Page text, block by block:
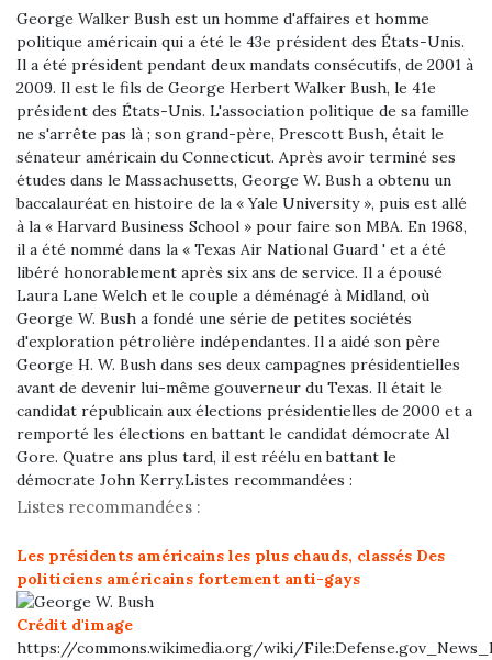
George Walker Bush est un homme d'affaires et homme
politique américain qui a été le 43e président des États-Unis.
Il a été président pendant deux mandats consécutifs, de 2001 à
2009. Il est le fils de George Herbert Walker Bush, le 41e
président des États-Unis. L'association politique de sa famille
ne s'arrête pas là ; son grand-père, Prescott Bush, était le
sénateur américain du Connecticut. Après avoir terminé ses
études dans le Massachusetts, George W. Bush a obtenu un
baccalauréat en histoire de la « Yale University », puis est allé
à la « Harvard Business School » pour faire son MBA. En 1968,
il a été nommé dans la « Texas Air National Guard ' et a été
libéré honorablement après six ans de service. Il a épousé
Laura Lane Welch et le couple a déménagé à Midland, où
George W. Bush a fondé une série de petites sociétés
d'exploration pétrolière indépendantes. Il a aidé son père
George H. W. Bush dans ses deux campagnes présidentielles
avant de devenir lui-même gouverneur du Texas. Il était le
candidat républicain aux élections présidentielles de 2000 et a
remporté les élections en battant le candidat démocrate Al
Gore. Quatre ans plus tard, il est réélu en battant le
démocrate John Kerry.Listes recommandées :
Listes recommandées :
Les présidents américains les plus chauds, classés Des
politiciens américains fortement anti-gays
Crédit d'image
https://commons.wikimedia.org/wiki/